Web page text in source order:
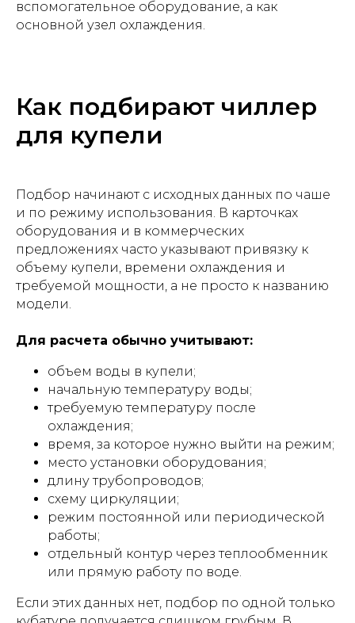
вспомогательное оборудование, а как
основной узел охлаждения.
Как подбирают чиллер
для купели
Подбор начинают с исходных данных по чаше
и по режиму использования. В карточках
оборудования и в коммерческих
предложениях часто указывают привязку к
объему купели, времени охлаждения и
требуемой мощности, а не просто к названию
модели.
Для расчета обычно учитывают:
объем воды в купели;
начальную температуру воды;
требуемую температуру после
охлаждения;
время, за которое нужно выйти на режим;
место установки оборудования;
длину трубопроводов;
схему циркуляции;
режим постоянной или периодической
работы;
отдельный контур через теплообменник
или прямую работу по воде.
Если этих данных нет, подбор по одной только